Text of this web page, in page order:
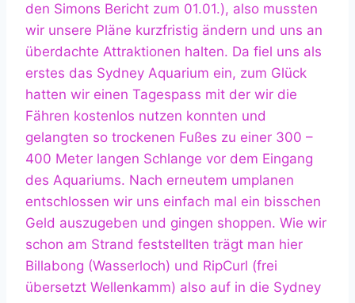
den Simons Bericht zum 01.01.), also mussten
wir unsere Pläne kurzfristig ändern und uns an
überdachte Attraktionen halten. Da fiel uns als
erstes das Sydney Aquarium ein, zum Glück
hatten wir einen Tagespass mit der wir die
Fähren kostenlos nutzen konnten und
gelangten so trockenen Fußes zu einer 300 –
400 Meter langen Schlange vor dem Eingang
des Aquariums. Nach erneutem umplanen
entschlossen wir uns einfach mal ein bisschen
Geld auszugeben und gingen shoppen. Wie wir
schon am Strand feststellten trägt man hier
Billabong (Wasserloch) und RipCurl (frei
übersetzt Wellenkamm) also auf in die Sydney